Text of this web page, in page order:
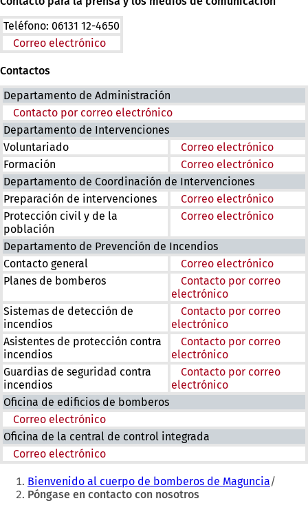
Teléfono: 06131 12-4650
Correo electrónico
Contactos
Departamento de Administración
Contacto por correo electrónico
Departamento de Intervenciones
Voluntariado
Correo electrónico
Formación
Correo electrónico
Departamento de Coordinación de Intervenciones
Preparación de intervenciones
Correo electrónico
Protección civil y de la
población
Correo electrónico
Departamento de Prevención de Incendios
Contacto general
Correo electrónico
Planes de bomberos
Contacto por correo
electrónico
Sistemas de detección de
incendios
Contacto por correo
electrónico
Asistentes de protección contra
incendios
Contacto por correo
electrónico
Guardias de seguridad contra
incendios
Contacto por correo
electrónico
Oficina de edificios de bomberos
Correo electrónico
Oficina de la central de control integrada
Correo electrónico
Estás
aquí:
Bienvenido al cuerpo de bomberos de Maguncia
Póngase en contacto con nosotros